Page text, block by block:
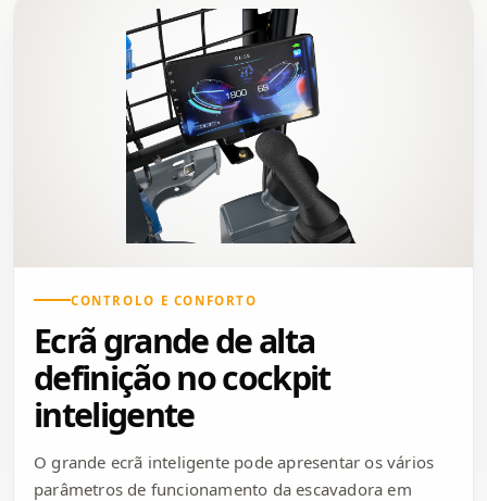
CONTROLO E CONFORTO
Ecrã grande de alta
definição no cockpit
inteligente
O grande ecrã inteligente pode apresentar os vários
parâmetros de funcionamento da escavadora em